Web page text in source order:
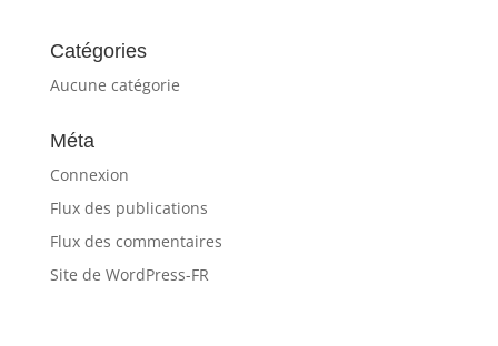
Catégories
Aucune catégorie
Méta
Connexion
Flux des publications
Flux des commentaires
Site de WordPress-FR